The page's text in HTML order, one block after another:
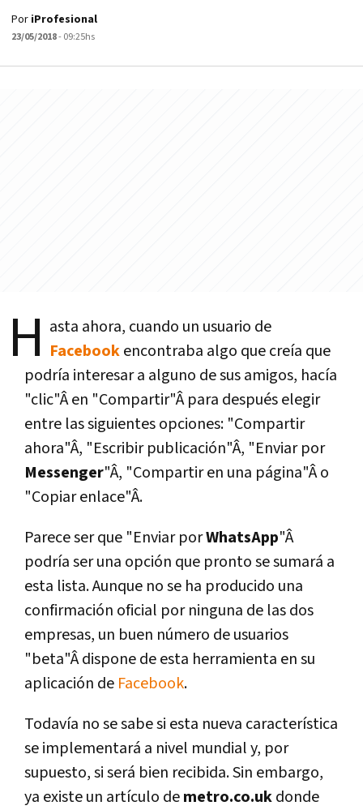
Por iProfesional
23/05/2018- 09:25hs
H asta ahora, cuando un usuario de
Facebookencontraba algo que creí­a que
podrí­a interesar a alguno de sus amigos, hací­a
"clic"Â en "Compartir"Â para después elegir
entre las siguientes opciones: "Compartir
ahora"Â, "Escribir publicación"Â, "Enviar por
Messenger"Â, "Compartir en una página"Â o
"Copiar enlace"Â.
Parece ser que "Enviar porWhatsApp"Â
podrí­a ser una opción que pronto se sumará a
esta lista. Aunque no se ha producido una
confirmación oficial por ninguna de las dos
empresas, un buen número de usuarios
"beta"Â dispone de esta herramienta en su
aplicación de Facebook.
Todaví­a no se sabe si esta nueva caracterí­stica
se implementará a nivel mundial y, por
supuesto, si será bien recibida. Sin embargo,
ya existe un artí­culo demetro.co.ukdonde